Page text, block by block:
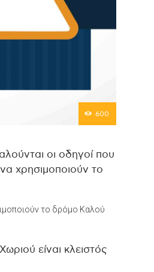
600
οι οδηγοί που
χρησιμοποιούν το
το δρόμο Καλού
είναι κλειστός